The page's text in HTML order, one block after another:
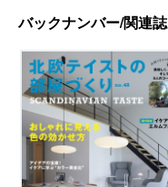
バックナンバー/関連誌